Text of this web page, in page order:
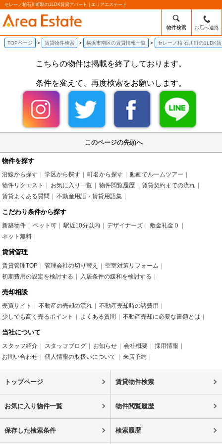
セレーノ柏石川町駅の1LDK賃貸アパート | エリアエステート
物件検索 お店へ連絡
TOPページ 賃貸物件検索 横浜市南区の賃貸情報一覧 セレーノ柏 石川町の1LDK
こちらの物件は掲載を終了しております。
条件を変えて、再度検索をお願いします。
このページの先頭へ
物件を探す
沿線から探す 学区から探す 町名から探す
動画でルームツアー
物件リクエスト
お気に入り一覧 物件閲覧履歴
賃貸契約までの流れ
賃貸よくある質問
不動産用語・賃貸用語集
こだわり条件から探す
新築物件 ペット可 駅近10分以内 デザイナーズ
敷金礼金０
ネット無料
賃貸管理
賃貸管理TOP 管理会社の切り替え
空室対策リフォーム
初期費用の設定を検討する
入居条件の緩和を検討する
売却相談
売買サイト 不動産の売却の流れ
不動産売却時の諸費用
少しでも高く売るポイント
よくある質問 不動産売却に必要な書類とは
当社について
スタッフ紹介 スタッフブログ お知らせ 会社概要
採用情報
お問い合わせ
個人情報の取扱いについて 来店予約
トップページ 賃貸物件検索
お気に入り物件一覧 物件閲覧履歴
保存した検索条件 検索履歴